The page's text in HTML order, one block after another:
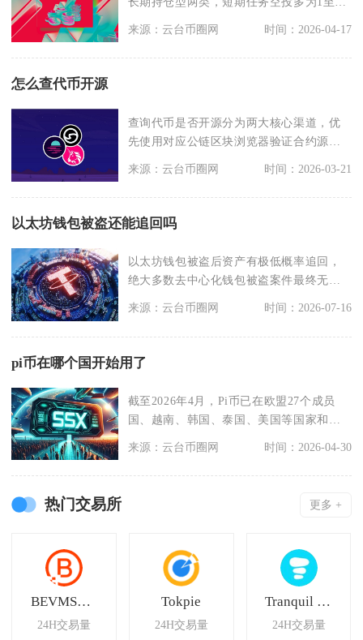
来源：云台币圈网 时间：2026-04-17
怎么查代币开源
查询代币是否开源分为两大核心渠道，优
先使用对应公链区块浏览器验证合约源
来源：云台币圈网 时间：2026-03-21
以太坊钱包被盗还能追回吗
以太坊钱包被盗后资产有极低概率追回，
绝大多数去中心化钱包被盗案件最终无法
全额找回，仅少数满
来源：云台币圈网 时间：2026-07-16
pi币在哪个国开始用了
截至2026年4月，Pi币已在欧盟27个成员
国、越南、韩国、泰国、美国等国家和地
来源：云台币圈网 时间：2026-04-30
热门交易所 更多 +
BEVMSwap
24H交易量
Tokpie
24H交易量
Tranquil Finance
24H交易量